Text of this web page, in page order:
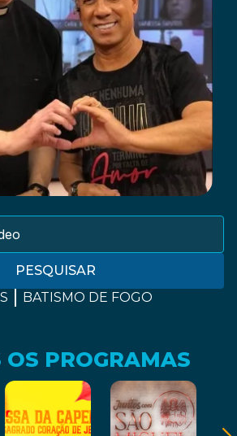
PESQUISAR
BATISMO DE FOGO
OS PROGRAMAS